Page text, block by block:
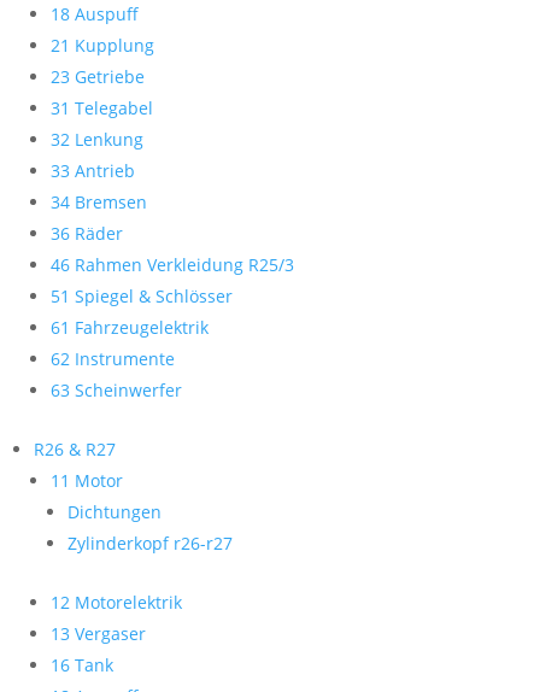
18 Auspuff
21 Kupplung
23 Getriebe
31 Telegabel
32 Lenkung
33 Antrieb
34 Bremsen
36 Räder
46 Rahmen Verkleidung R25/3
51 Spiegel & Schlösser
61 Fahrzeugelektrik
62 Instrumente
63 Scheinwerfer
R26 & R27
11 Motor
Dichtungen
Zylinderkopf r26-r27
12 Motorelektrik
13 Vergaser
16 Tank